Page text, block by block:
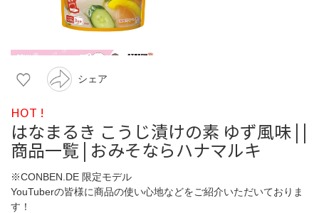
シェア
HOT !
はなまるき こうじ漬けの素 ゆず風味 | |
商品一覧 | おみそならハナマルキ
※CONBEN.DE 限定モデル
YouTuberの皆様に商品の使い心地などをご紹介いただいておりま
す！